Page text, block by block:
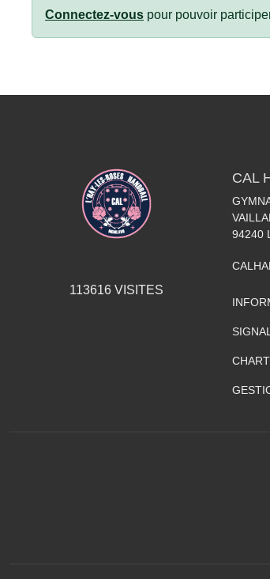
Connectez-vous pour pouvoir
113616VISITES
CAL
94240